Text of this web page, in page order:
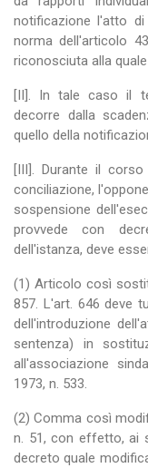
notificazione l'atto
norma dell'articolo
riconosciuta alla
[II]. In tale caso il
decorre dalla
quello della
[III]. Durante il
conciliazione,
sospensione
provvede con
dell'istanza, deve
(1) Articolo così
857. L'art. 646 deve
dell'introduzione
sentenza) in
all'associazione
1973, n. 533.
(2) Comma così
n. 51, con effetto, ai
decreto quale